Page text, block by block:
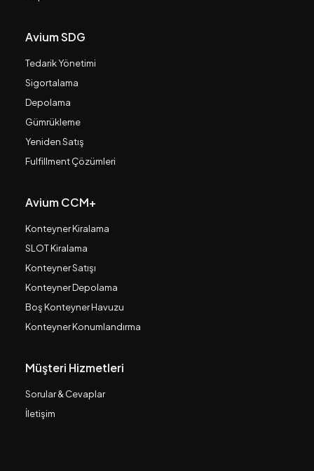
Avium SDG
Tedarik Yönetimi
Sigortalama
Depolama
Gümrükleme
Yeniden Satış
Fulfillment Çözümleri
Avium CCM+
Konteyner Kiralama
SLOT Kiralama
Konteyner Satışı
Konteyner Depolama
Boş Konteyner Havuzu
Konteyner Konumlandırma
Müşteri Hizmetleri
Sorular & Cevaplar
İletişim